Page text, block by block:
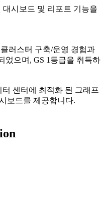
대시보드 및 리포트 기능을
러스터 구축/운영 경험과
었으며, GS 1등급을 취득하
센터에 최적화 된 그래프
보드를 제공합니다.